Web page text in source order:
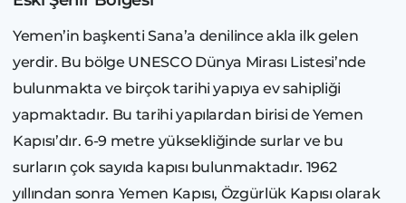
Yemen’in başkenti Sana’a denilince akla ilk gelen
yerdir. Bu bölge UNESCO Dünya Mirası Listesi’nde
bulunmakta ve birçok tarihi yapıya ev sahipliği
yapmaktadır. Bu tarihi yapılardan birisi de Yemen
Kapısı’dır. 6-9 metre yüksekliğinde surlar ve bu
surların çok sayıda kapısı bulunmaktadır. 1962
yıllından sonra Yemen Kapısı, Özgürlük Kapısı olarak